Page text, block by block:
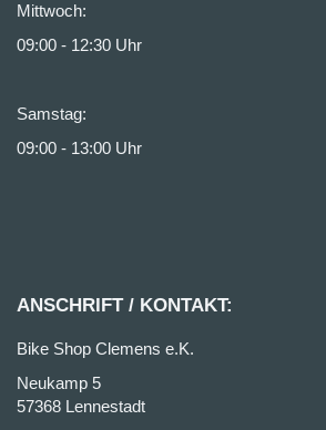
Mittwoch:
09:00 - 12:30 Uhr
Samstag:
09:00 - 13:00 Uhr
ANSCHRIFT / KONTAKT:
Bike Shop Clemens e.K.
Neukamp 5
57368 Lennestadt